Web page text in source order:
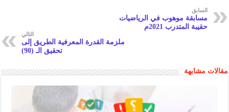
m
k
A
k
السابق
مسابقة موهوب في الرياضيات
حقيبة المتدرب 2021م
التالي
ملزمة القدرة المعرفية الطريق إلى
تحقيق الـ (90)
مقالات مشابهة